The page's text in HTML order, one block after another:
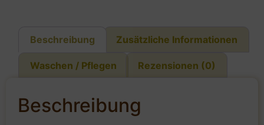
Beschreibung Zusätzliche Informationen
Waschen / Pflegen Rezensionen (0)
Beschreibung